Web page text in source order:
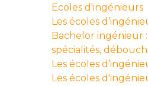
Ecoles d'ingénieurs
Les écoles
Bachelor ingénieur
spécialités,
Les écoles
Les écoles